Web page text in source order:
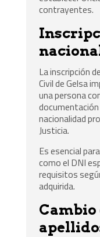
contrayentes.
La inscripción
Civil de Gelsa
una persona
nacionalidad
Justicia.
Es esencial
como el DNI
requisitos
adquirida.
Cambio